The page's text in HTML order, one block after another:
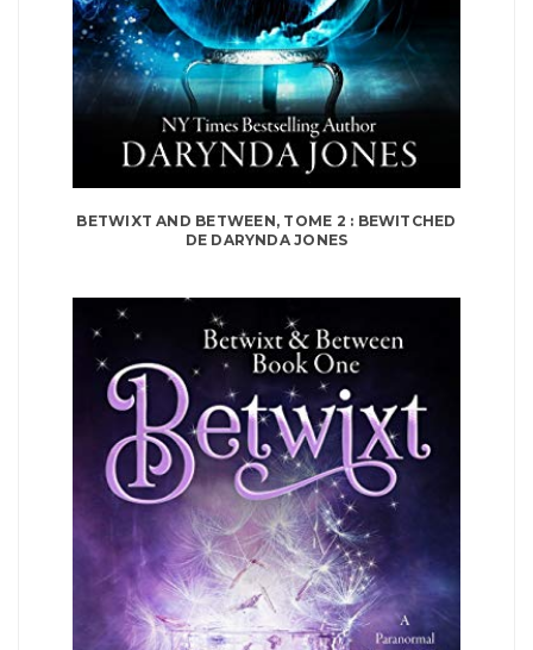
BETWIXT AND BETWEEN, TOME 2 : BEWITCHED
DE DARYNDA JONES